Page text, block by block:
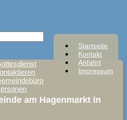
Startseite
Kontakt
Anfahrt
Impressum
am Hagenmarkt in